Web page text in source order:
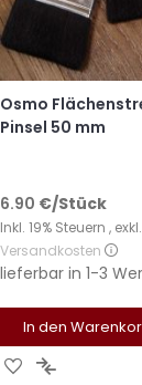
Osmo
Pinsel 50 mm
6.90 €/Stück
Inkl. 19% Steuern , exkl.
Versandkosten
lieferbar in 1-3
In den
Zur Zur